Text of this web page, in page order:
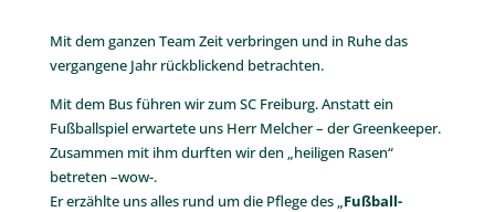
Mit dem ganzen Team Zeit verbringen und in Ruhe das
vergangene Jahr rückblickend betrachten.
Mit dem Bus führen wir zum SC Freiburg. Anstatt ein
Fußballspiel erwartete uns Herr Melcher – der Greenkeeper.
Zusammen mit ihm durften wir den „heiligen Rasen“
betreten –wow-.
Er erzählte uns alles rund um die Pflege des „Fußball-